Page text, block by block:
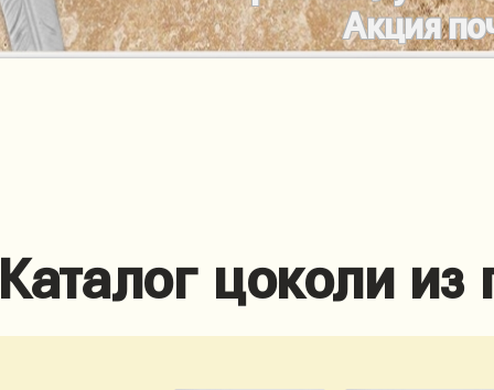
Акция
цоколи